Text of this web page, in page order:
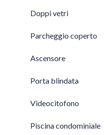
Doppi vetri
Parcheggio coperto
Ascensore
Porta blindata
Videocitofono
Piscina condominiale